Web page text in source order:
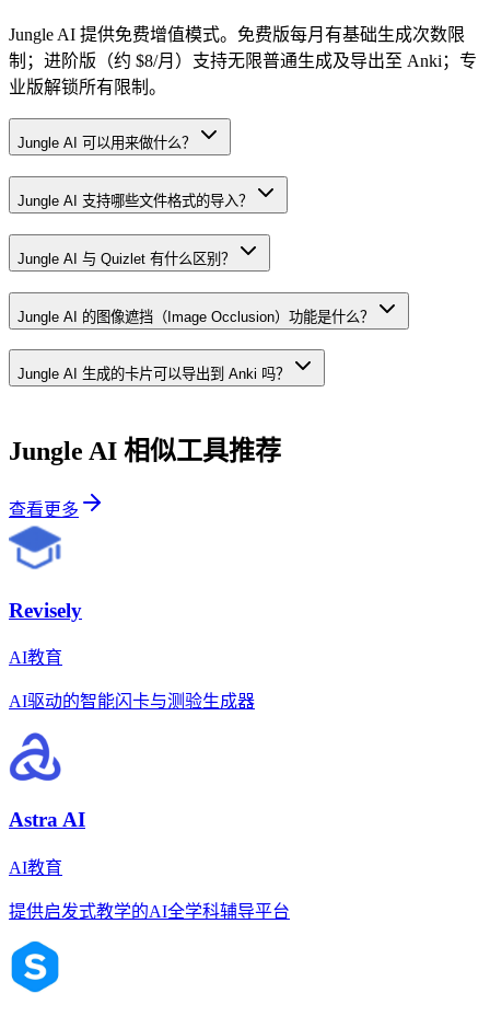
Jungle AI 提供免费增值模式。免费版每月有基础生成次数限
制；进阶版（约 $8/月）支持无限普通生成及导出至 Anki；专
业版解锁所有限制。
Jungle AI 可以用来做什么？
Jungle AI 支持哪些文件格式的导入？
Jungle AI 与 Quizlet 有什么区别？
Jungle AI 的图像遮挡（Image Occlusion）功能是什么？
Jungle AI 生成的卡片可以导出到 Anki 吗？
Jungle AI 相似工具推荐
查看更多
Revisely
AI教育
AI驱动的智能闪卡与测验生成器
Astra AI
AI教育
提供启发式教学的AI全学科辅导平台